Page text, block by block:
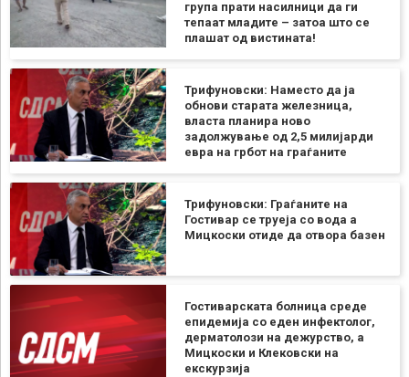
група прати насилници да ги
тепаат младите – затоа што се
плашат од вистината!
Трифуновски: Наместо да ја
обнови старата железница,
власта планира ново
задолжување од 2,5 милијарди
евра на грбот на граѓаните
Трифуновски: Граѓаните на
Гостивар се труеја со вода а
Мицкоски отиде да отвора базен
Гостиварската болница среде
епидемија со еден инфектолог,
дерматолози на дежурство, а
Мицкоски и Клековски на
екскурзија